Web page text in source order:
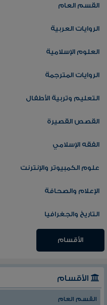
القسم العام
الروايات العربية
العلوم الإسلامية
الروايات المترجمة
التعليم وتربية الأطفال
القصص القصيرة
الفقه الإسلامي
علوم الكمبيوتر والإنترنت
الإعلام والصحافة
التاريخ والجغرافيا
الأقسام
الأقسام
القسم العام